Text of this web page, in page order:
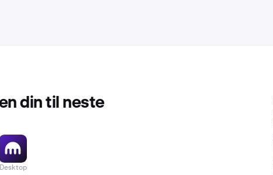
din til neste
Desktop